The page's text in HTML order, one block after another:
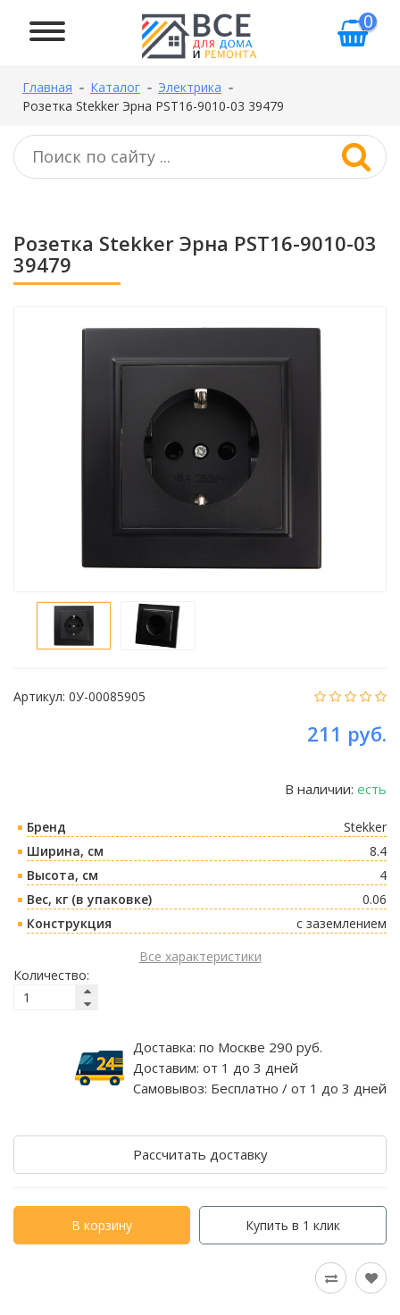
0
Главная Каталог
Электрика
Розетка Stekker Эрна PST16-9010-03 39479
Розетка Stekker Эрна PST16-9010-03
39479
Артикул: 0У-00085905
211 руб.
В наличии: есть
Бренд
Stekker
Ширина, см
8.4
Высота, см
4
Вес, кг (в упаковке)
0.06
Конструкция
с заземлением
Все характеристики
Количество:
Доставка: по Москве 290 руб.
Доставим: от 1 до 3 дней
Самовывоз: Бесплатно / от 1 до 3 дней
Рассчитать доставку
В корзину Купить в 1 клик